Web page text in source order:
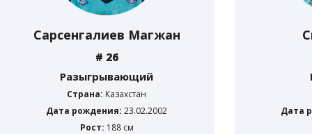
Сарсенгалиев Магжан
# 26
Разыгрывающий
Страна: Казахстан
Дата рождения:23.02.2002
Рост: 188 см
Дата